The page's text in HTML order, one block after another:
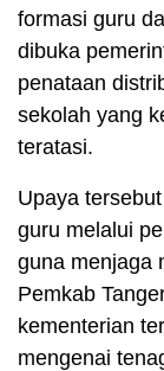
formasi guru
dibuka
penataan
sekolah yang
teratasi.
Upaya
guru melalui
guna menjaga
Pemkab
kementerian
mengenai